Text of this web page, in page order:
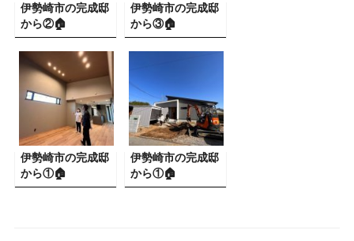
伊勢崎市の完成邸
から②🏠
伊勢崎市の完成邸
から③🏠
伊勢崎市の完成邸
から①🏠
伊勢崎市の完成邸
から①🏠